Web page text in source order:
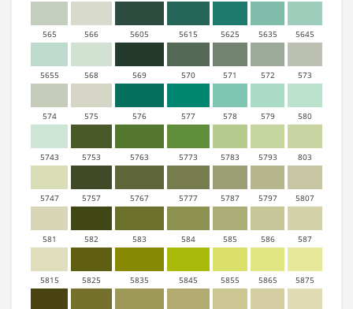
565 566 5605 5615 5625 5635 5645
5655 568 569 570 571 572 573
574 575 576 577 578 579 580
5743 5753 5763 5773 5783 5793 803
5747 5757 5767 5777 5787 5797 5807
581 582 583 584 585 586 587
5815 5825 5835 5845 5855 5865 5875